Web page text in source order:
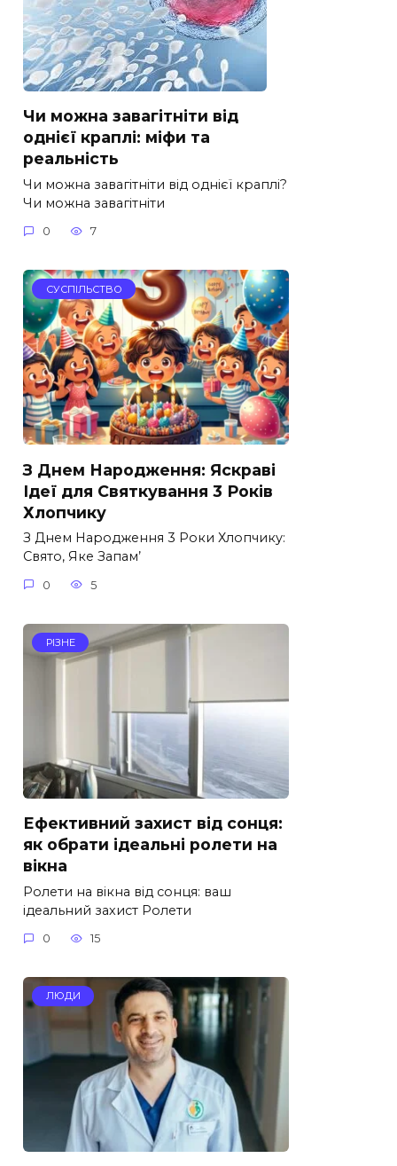
Чи можна завагітніти від
однієї краплі: міфи та
реальність
Чи можна завагітніти від однієї краплі?
Чи можна завагітніти
0 7
СУСПІЛЬСТВО
З Днем Народження: Яскраві
Ідеї для Святкування 3 Років
Хлопчику
З Днем Народження 3 Роки Хлопчику:
Свято, Яке Запам’
0 5
РІЗНЕ
Ефективний захист від сонця:
як обрати ідеальні ролети на
вікна
Ролети на вікна від сонця: ваш
ідеальний захист Ролети
0 15
ЛЮДИ